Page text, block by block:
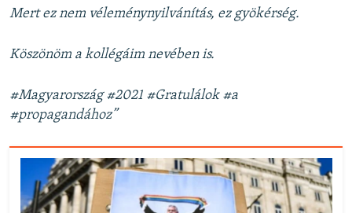
Mert ez nem véleménynyilvánítás, ez gyökérség.
Köszönöm a kollégáim nevében is.
#Magyarország #2021 #Gratulálok #a
#propagandához”